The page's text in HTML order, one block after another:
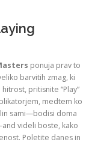
ponuja prav to
barvitih zmag, ki
pritisnite “Play”
medtem ko
sami—bodisi doma
videli boste, kako
Poletite danes in